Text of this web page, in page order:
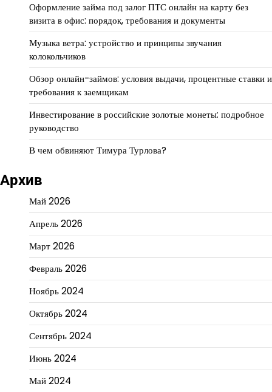
Оформление займа под залог ПТС онлайн на карту без
визита в офис: порядок, требования и документы
Музыка ветра: устройство и принципы звучания
колокольчиков
Обзор онлайн-займов: условия выдачи, процентные ставки и
требования к заемщикам
Инвестирование в российские золотые монеты: подробное
руководство
В чем обвиняют Тимура Турлова?
Архив
Май 2026
Апрель 2026
Март 2026
Февраль 2026
Ноябрь 2024
Октябрь 2024
Сентябрь 2024
Июнь 2024
Май 2024